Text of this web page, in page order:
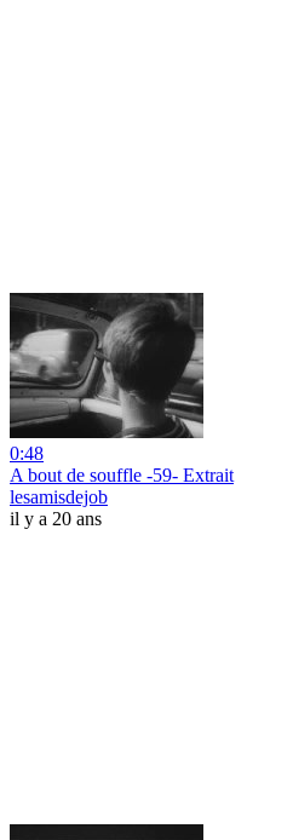
0:48
A bout de souffle -59- Extrait
lesamisdejob
il y a 20 ans